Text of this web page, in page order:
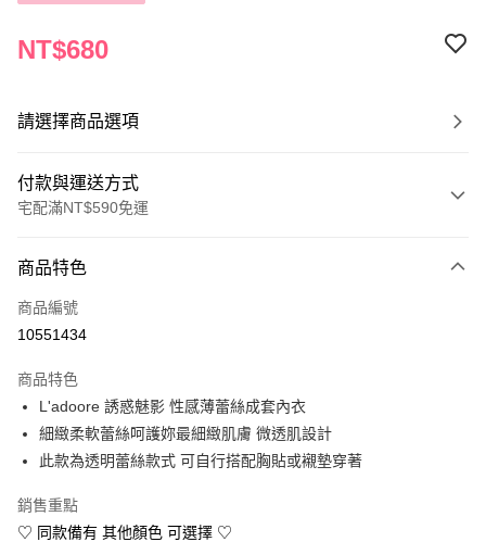
NT$680
請選擇商品選項
付款與運送方式
宅配滿NT$590免運
POYA支付
信用卡一次付款
Apple Pay
街口支付
Google Pay
商品特色
商品編號
10551434
商品特色
L'adoore 誘惑魅影 性感薄蕾絲成套內衣
細緻柔軟蕾絲呵護妳最細緻肌膚 微透肌設計
此款為透明蕾絲款式 可自行搭配胸貼或襯墊穿著
銷售重點
♡ 同款備有 其他顏色 可選擇 ♡